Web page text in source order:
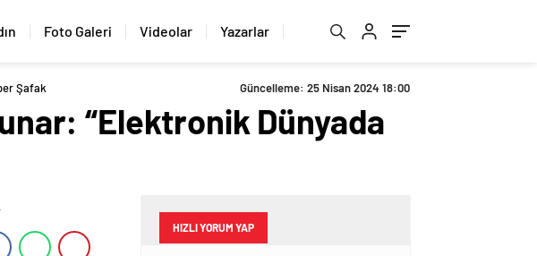
Foto Galeri Videolar Yazarlar
Şafak Güncelleme: 25 Nisan 2024 18:00
“Elektronik Dünyada
HIZLI YORUM YAP